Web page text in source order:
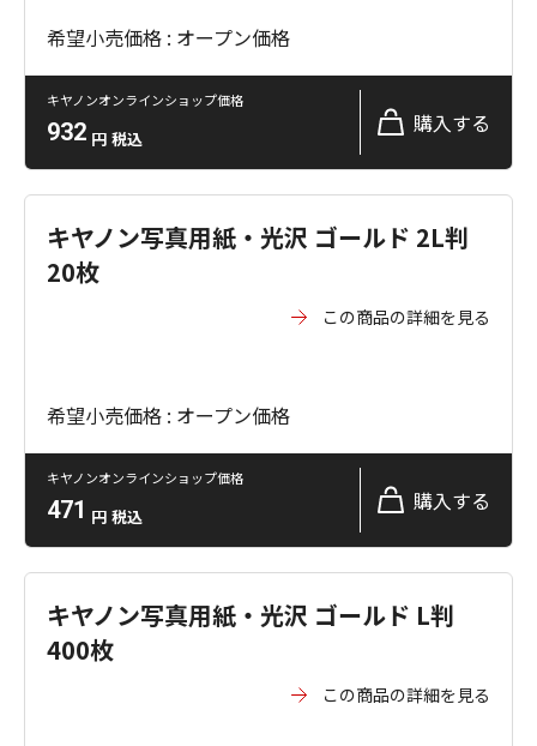
希望小売価格 : オープン価格
キヤノンオンラインショップ価格
932 円 税込
購入する
キヤノン写真用紙・光沢 ゴールド 2L判
20枚
この商品の詳細を見る
希望小売価格 : オープン価格
キヤノンオンラインショップ価格
471 円 税込
購入する
キヤノン写真用紙・光沢 ゴールド L判
400枚
この商品の詳細を見る